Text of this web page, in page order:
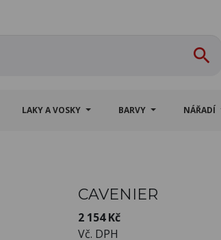

LAKY A VOSKY BARVY NÁŘADÍ
CAVENIER
2 154 Kč
Vč. DPH